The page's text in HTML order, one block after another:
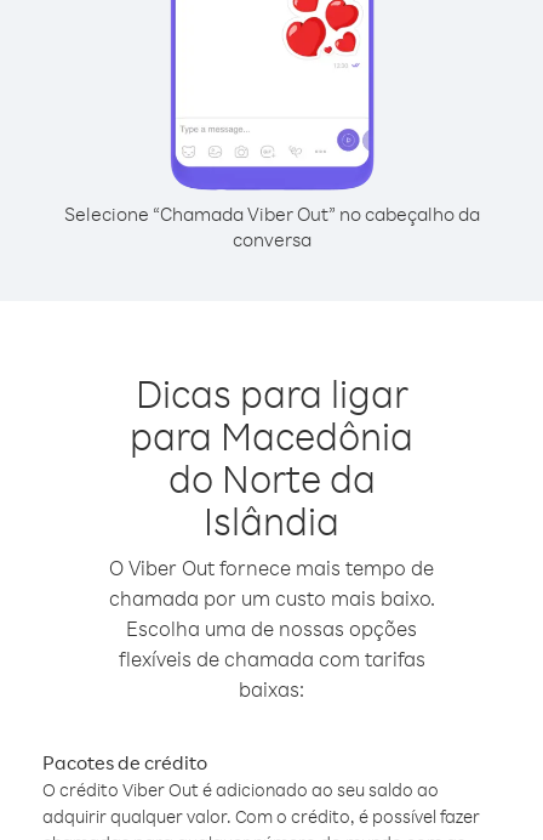
Selecione “Chamada Viber Out” no cabeçalho da
conversa
Dicas para ligar
para Macedônia
do Norte da
Islândia
O Viber Out fornece mais tempo de
chamada por um custo mais baixo.
Escolha uma de nossas opções
flexíveis de chamada com tarifas
baixas:
Pacotes de crédito
O crédito Viber Out é adicionado ao seu saldo ao
adquirir qualquer valor. Com o crédito, é possível fazer